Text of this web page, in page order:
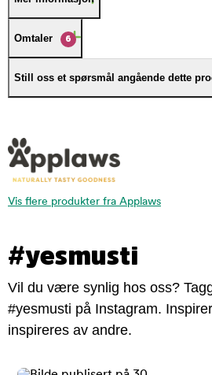
Omtaler 6
Still oss et spørsmål angående dette
Vis flere produkter fra Applaws
#yesmusti
Vil du være synlig hos oss?
#yesmusti på Instagram.
inspireres av andre.